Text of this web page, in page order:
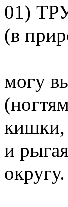
01)
(в
могу
кишки,
и
округу.